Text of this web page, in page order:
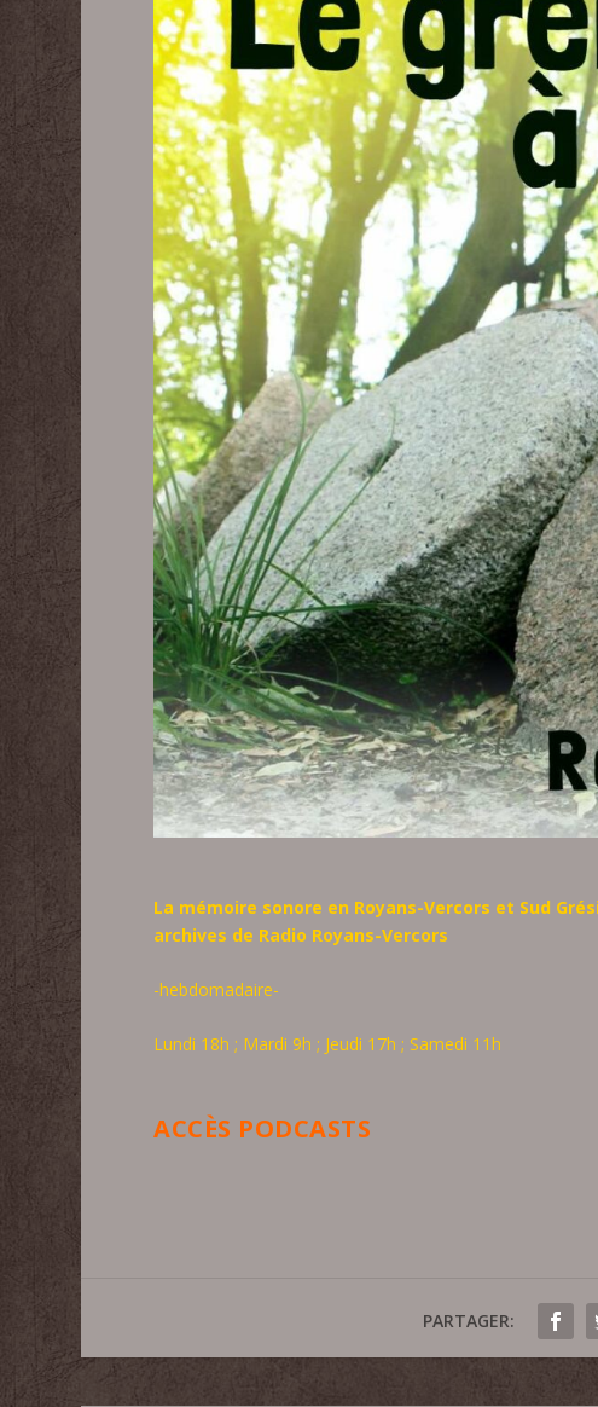
La mémoire sonore en Royans-Vercors et Sud
archives de Radio Royans-Vercors
-hebdomadaire-
Lundi 18h ; Mardi 9h ; Jeudi 17h ; Samedi 11h
ACCÈS PODCASTS
PARTAGER: